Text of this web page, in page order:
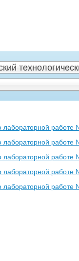
лабораторной работе
лабораторной работе
лабораторной работе
лабораторной работе
лабораторной работе